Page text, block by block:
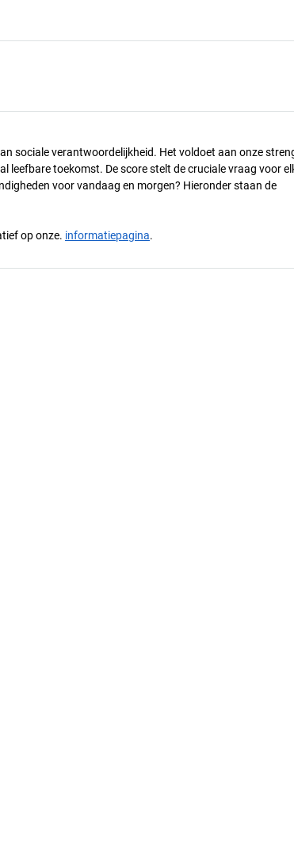
sociale verantwoordelijkheid. Het voldoet aan onze
leefbare toekomst. De score stelt de cruciale vraag voor
voor vandaag en morgen? Hieronder staan de
op onze. informatiepagina.